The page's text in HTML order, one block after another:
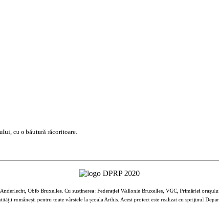
cu o băutură răcoritoare.
Obib Bruxelles. Cu susținerea: Federației Wallonie Bruxelles, VGC, Primăriei
românești pentru toate vârstele la școala Arthis. Acest proiect este realizat cu sprijinul